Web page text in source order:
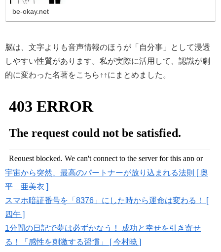
be-okay.net
脳は、文字よりも音声情報のほうが「自分事」として浸透
しやすい性質があります。私が実際に活用して、認識が劇
的に変わった名著をこちら↑↑にまとめました。
宇宙から突然、最高のパートナーが放り込まれる法則 [ 奥
平 亜美衣 ]
スマホ暗証番号を「8376」にした時から運命は変わる！ [
四午 ]
1分間の日記で夢は必ずかなう！ 成功と幸せを引き寄せ
る！「感性を刺激する習慣」 [ 今村暁 ]